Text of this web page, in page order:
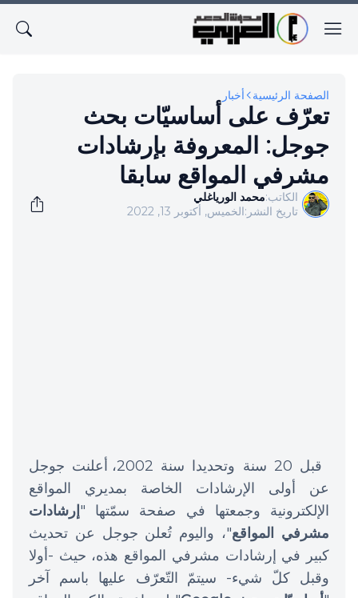
الصفحة الرئيسية أخبار
تعرّف على أساسيّات بحث
جوجل: المعروفة بإرشادات
مشرفي المواقع سابقا
الكاتب:محمد الورياغلي
تاريخ النشر:الخميس, أكتوبر 13, 2022
قبل 20 سنة وتحديدا سنة 2002، أعلنت جوجل
عن أولى الإرشادات الخاصة بمديري المواقع
الإلكترونية وجمعتها في صفحة سمّتها " إرشادات
مشرفي المواقع"، واليوم تُعلن جوجل عن تحديث
كبير في إرشادات مشرفي المواقع هذه، حيث -أولا
وقبل كلّ شيء- سيتمّ التّعرّف عليها باسم آخر